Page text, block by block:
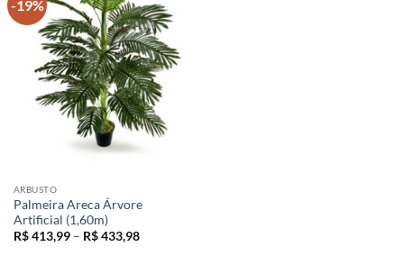
-19%
ARBUSTO
Palmeira Areca Árvore
Artificial (1,60m)
R$413,99 – R$433,98Faixa